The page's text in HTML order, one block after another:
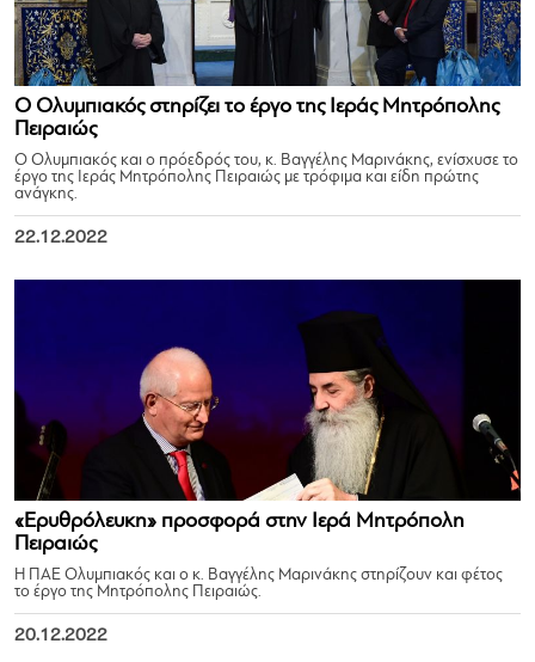
Ο Ολυμπιακός στηρίζει το έργο της Ιεράς Μητρόπολης
Πειραιώς
Ο Ολυμπιακός και ο πρόεδρός του, κ. Βαγγέλης Μαρινάκης, ενίσχυσε τo
έργο της Ιεράς Μητρόπολης Πειραιώς με τρόφιμα και είδη πρώτης
ανάγκης.
22.12.2022
«Ερυθρόλευκη» προσφορά στην Ιερά Μητρόπολη
Πειραιώς
Η ΠΑΕ Ολυμπιακός και ο κ. Βαγγέλης Μαρινάκης στηρίζουν και φέτος
το έργο της Μητρόπολης Πειραιώς.
20.12.2022